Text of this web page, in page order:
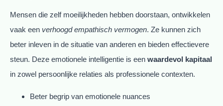
Mensen die zelf moeilijkheden hebben doorstaan, ontwikkelen
vaak een verhoogd empathisch vermogen. Ze kunnen zich
beter inleven in de situatie van anderen en bieden effectievere
steun. Deze emotionele intelligentie is een waardevol kapitaal
in zowel persoonlijke relaties als professionele contexten.
Beter begrip van emotionele nuances